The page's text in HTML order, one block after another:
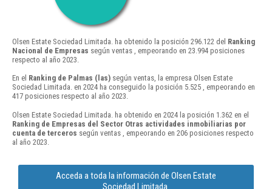
Olsen Estate Sociedad Limitada. ha obtenido la posición 296.122 del Ranking
Nacional de Empresas según ventas , empeorando en 23.994 posiciones
respecto al año 2023.
En el Ranking de Palmas (las) según ventas, la empresa Olsen Estate
Sociedad Limitada. en 2024 ha conseguido la posición 5.525 , empeorando en
417 posiciones respecto al año 2023.
Olsen Estate Sociedad Limitada. ha obtenido en 2024 la posición 1.362 en el
Ranking de Empresas del Sector Otras actividades inmobiliarias por
cuenta de terceros según ventas , empeorando en 206 posiciones respecto
al año 2023.
Acceda a toda la información de Olsen Estate
Sociedad Limitada.